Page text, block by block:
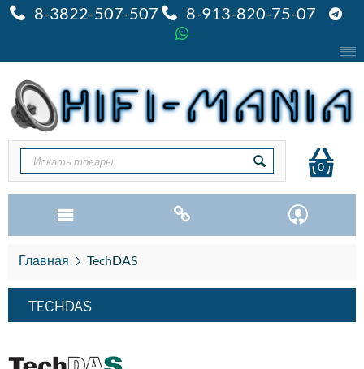
8-3822-507-507 8-913-820-75-07
0
Главная TechDAS
TECHDAS